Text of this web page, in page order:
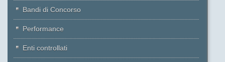
Bandi di Concorso
Performance
Enti controllati